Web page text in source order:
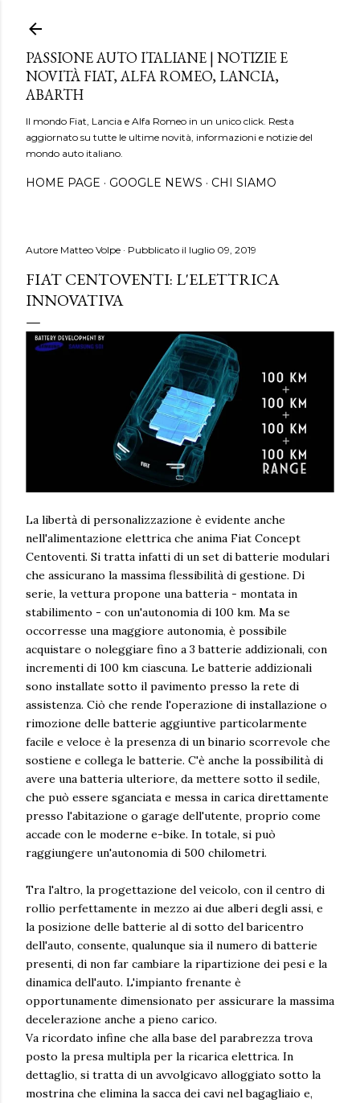
PASSIONE AUTO ITALIANE | NOTIZIE E
NOVITÀ FIAT, ALFA ROMEO, LANCIA,
ABARTH
Il mondo Fiat, Lancia e Alfa Romeo in un unico click. Resta
aggiornato su tutte le ultime novità, informazioni e notizie del
mondo auto italiano.
HOME PAGE GOOGLE NEWS CHI SIAMO
Autore Matteo Volpe Pubblicato il luglio 09, 2019
FIAT CENTOVENTI: L'ELETTRICA
INNOVATIVA
La libertà di personalizzazione è evidente anche
nell'alimentazione elettrica che anima Fiat Concept
Centoventi. Si tratta infatti di un set di batterie modulari
che assicurano la massima flessibilità di gestione. Di
serie, la vettura propone una batteria - montata in
stabilimento - con un'autonomia di 100 km. Ma se
occorresse una maggiore autonomia, è possibile
acquistare o noleggiare fino a 3 batterie addizionali, con
incrementi di 100 km ciascuna. Le batterie addizionali
sono installate sotto il pavimento presso la rete di
assistenza. Ciò che rende l'operazione di installazione o
rimozione delle batterie aggiuntive particolarmente
facile e veloce è la presenza di un binario scorrevole che
sostiene e collega le batterie. C'è anche la possibilità di
avere una batteria ulteriore, da mettere sotto il sedile,
che può essere sganciata e messa in carica direttamente
presso l'abitazione o garage dell'utente, proprio come
accade con le moderne e-bike. In totale, si può
raggiungere un'autonomia di 500 chilometri.
Tra l'altro, la progettazione del veicolo, con il centro di
rollio perfettamente in mezzo ai due alberi degli assi, e
la posizione delle batterie al di sotto del baricentro
dell'auto, consente, qualunque sia il numero di batterie
presenti, di non far cambiare la ripartizione dei pesi e la
dinamica dell'auto. L'impianto frenante è
opportunamente dimensionato per assicurare la massima
decelerazione anche a pieno carico.
Va ricordato infine che alla base del parabrezza trova
posto la presa multipla per la ricarica elettrica. In
dettaglio, si tratta di un avvolgicavo alloggiato sotto la
mostrina che elimina la sacca dei cavi nel bagagliaio e,